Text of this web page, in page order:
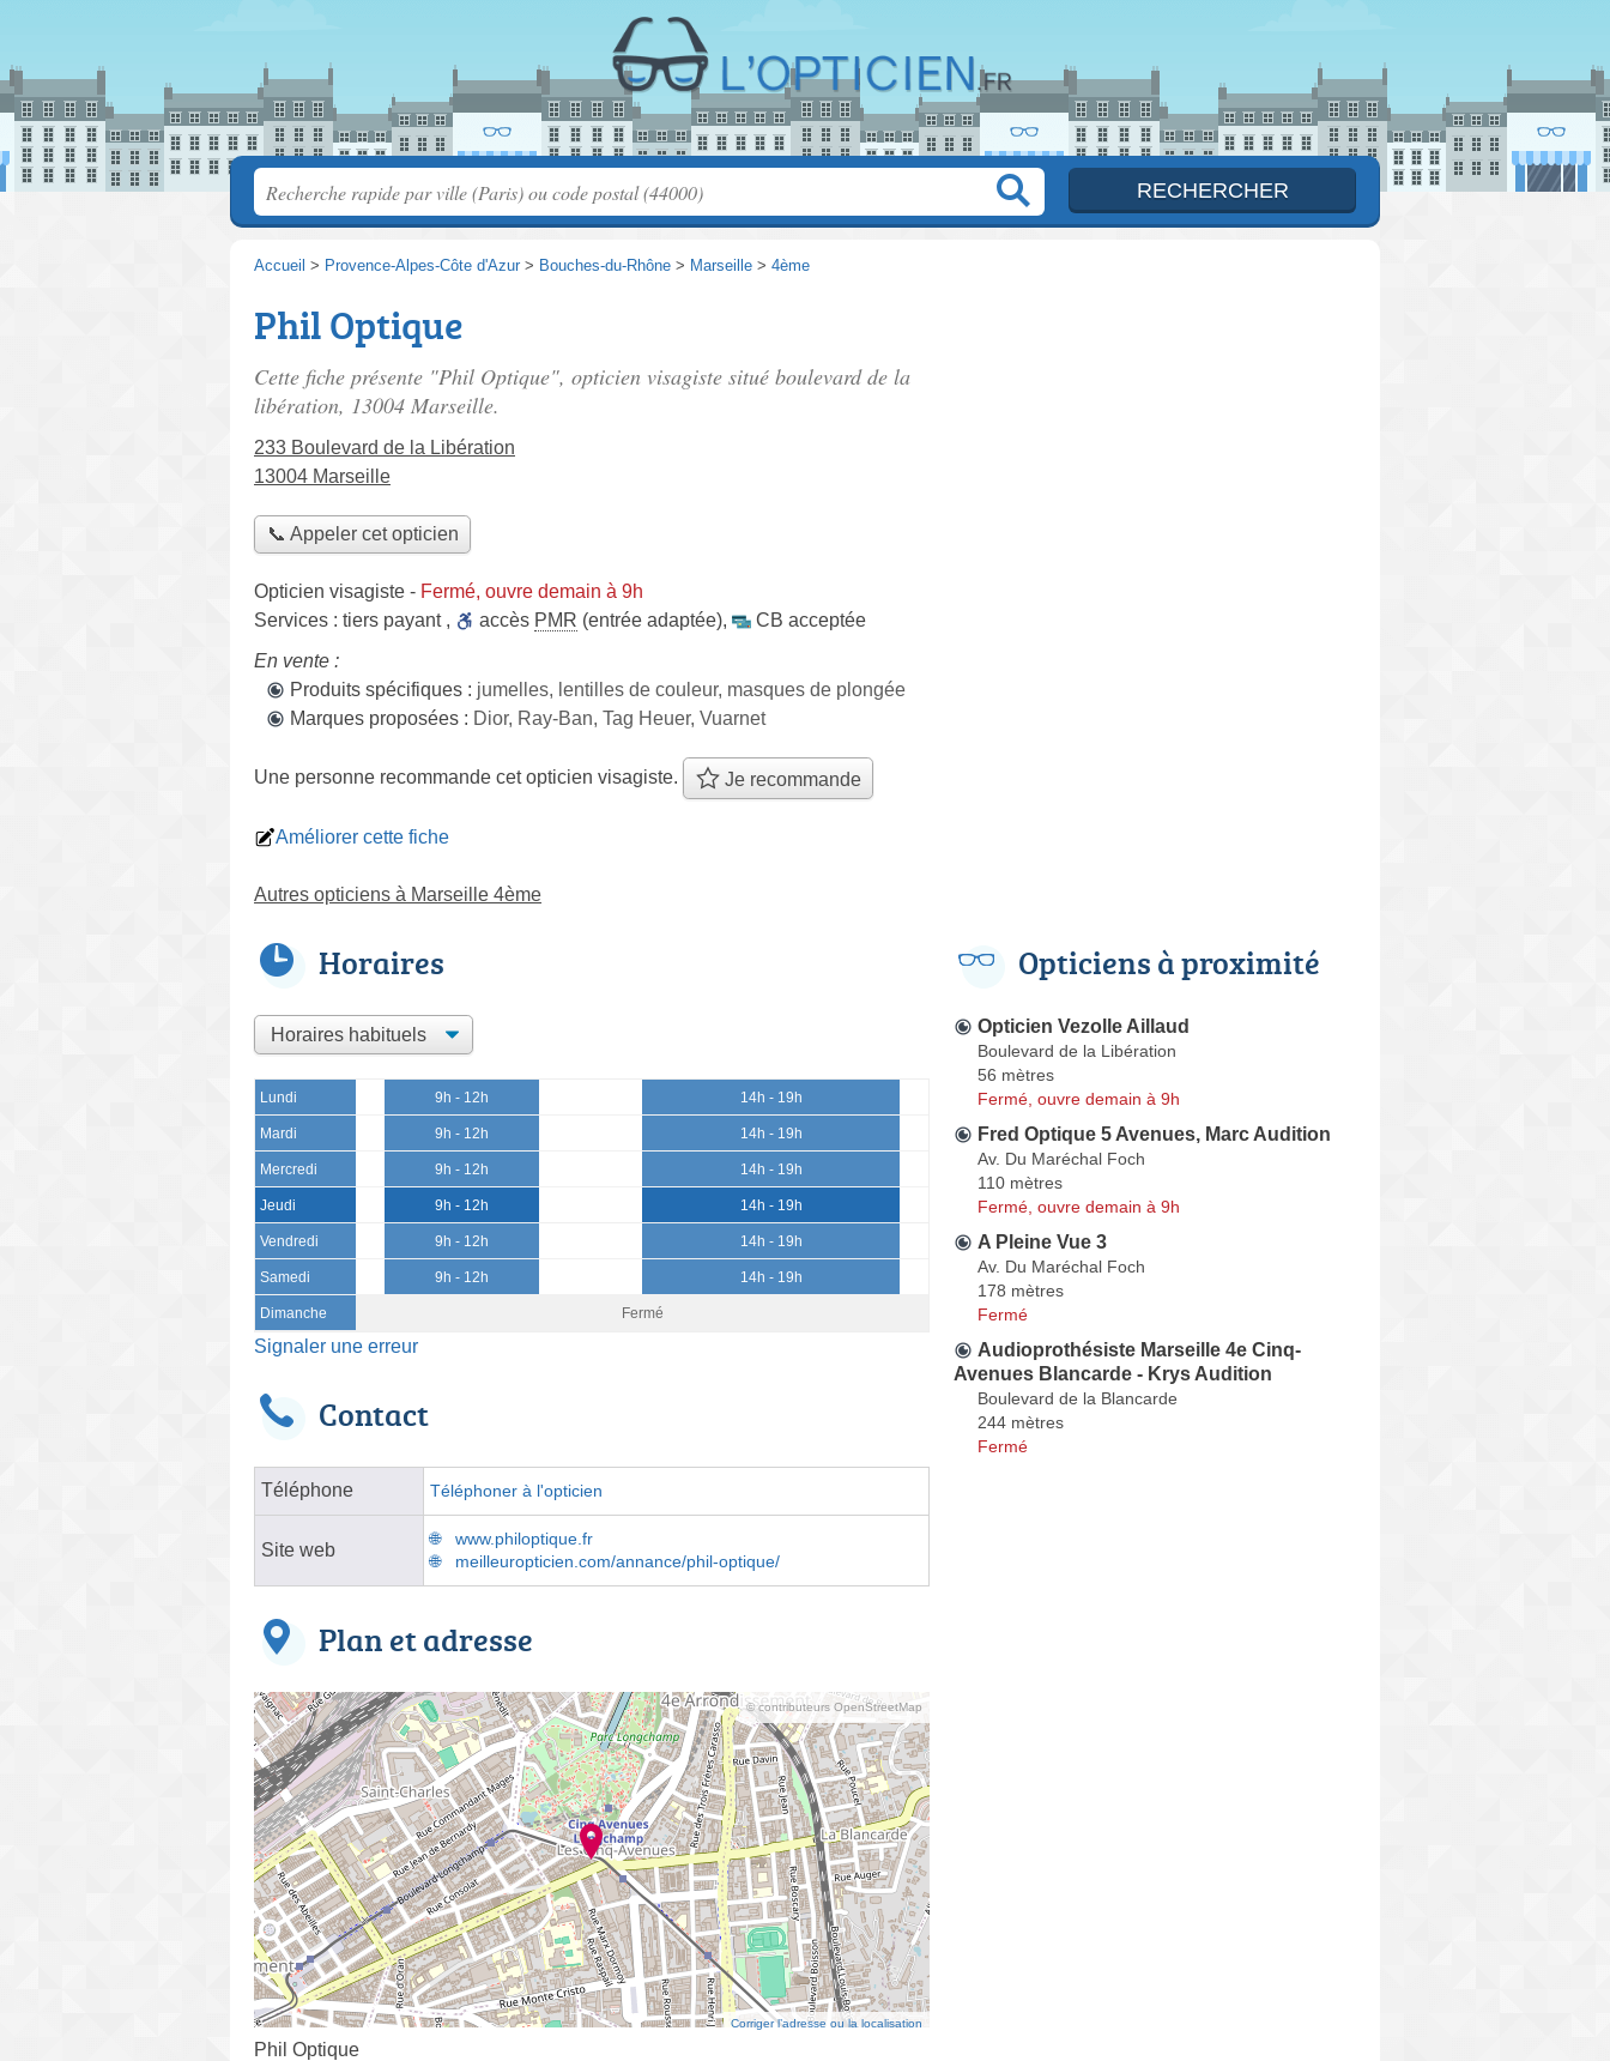
Accueil > Provence-Alpes-Côte d'Azur > Bouches-du-Rhône > Marseille > 4ème
Phil Optique
Cette fiche présente "Phil Optique", opticien visagiste situé boulevard de la
libération, 13004 Marseille.
233 Boulevard de la Libération
13004 Marseille
📞 Appeler cet opticien
Opticien visagiste - Fermé, ouvre demain à 9h
Services : tiers payant , accès PMR (entrée adaptée),
CB acceptée
En vente :
Produits spécifiques : jumelles, lentilles de couleur, masques de plongée
Marques proposées : Dior, Ray-Ban, Tag Heuer, Vuarnet
Une personne recommande cet opticien visagiste. Je recommande
Améliorer cette fiche
Autres opticiens à Marseille 4ème
Horaires
Lundi 9h - 12h 14h - 19h
Mardi 9h - 12h 14h - 19h
Mercredi 9h - 12h 14h - 19h
Jeudi 9h - 12h 14h - 19h
Vendredi 9h - 12h 14h - 19h
Samedi 9h - 12h 14h - 19h
Dimanche Fermé
Signaler une erreur
Contact
Téléphone Téléphoner à l'opticien
Site web
www.philoptique.fr
meilleuropticien.com/annance/phil-optique/
Plan et adresse
© contributeurs OpenStreetMap
Corriger l’adresse ou la localisation
Phil Optique
Opticiens à proximité
Opticien Vezolle Aillaud
Boulevard de la Libération
56 mètres
Fermé, ouvre demain à 9h
Fred Optique 5 Avenues, Marc Audition
Av. Du Maréchal Foch
110 mètres
Fermé, ouvre demain à 9h
A Pleine Vue 3
Av. Du Maréchal Foch
178 mètres
Fermé
Audioprothésiste Marseille 4e Cinq-
Avenues Blancarde - Krys Audition
Boulevard de la Blancarde
244 mètres
Fermé